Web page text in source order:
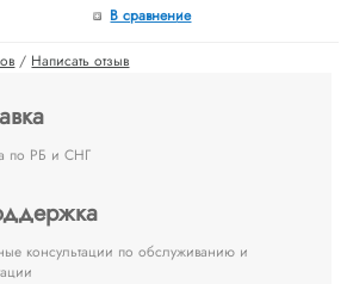
В сравнение
/ Написать отзыв
по РБ и СНГ
консультации по обслуживанию и